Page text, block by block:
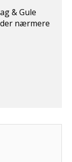
& Gule
nærmere